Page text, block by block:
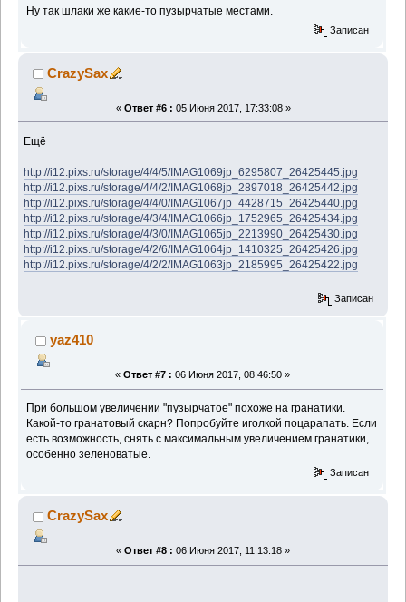
Ну так шлаки же какие-то пузырчатые местами.
Записан
CrazySax
« Ответ #6 : 05 Июня 2017, 17:33:08 »
Ещё
http://i12.pixs.ru/storage/4/4/5/IMAG1069jp_6295807_26425445.jpg
http://i12.pixs.ru/storage/4/4/2/IMAG1068jp_2897018_26425442.jpg
http://i12.pixs.ru/storage/4/4/0/IMAG1067jp_4428715_26425440.jpg
http://i12.pixs.ru/storage/4/3/4/IMAG1066jp_1752965_26425434.jpg
http://i12.pixs.ru/storage/4/3/0/IMAG1065jp_2213990_26425430.jpg
http://i12.pixs.ru/storage/4/2/6/IMAG1064jp_1410325_26425426.jpg
http://i12.pixs.ru/storage/4/2/2/IMAG1063jp_2185995_26425422.jpg
Записан
yaz410
« Ответ #7 : 06 Июня 2017, 08:46:50 »
При большом увеличении "пузырчатое" похоже на гранатики.
Какой-то гранатовый скарн? Попробуйте иголкой поцарапать. Если
есть возможность, снять с максимальным увеличением гранатики,
особенно зеленоватые.
Записан
CrazySax
« Ответ #8 : 06 Июня 2017, 11:13:18 »